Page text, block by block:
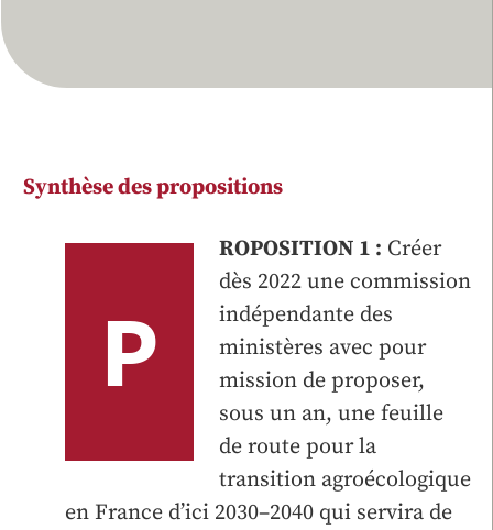
Synthèse des propositions
P
ROPOSITION 1 : Créer
dès 2022 une commission
indépendante des
ministères avec pour
mission de proposer,
sous un an, une feuille
de route pour la
transition agroécologique
en France d’ici 2030–2040 qui servira de